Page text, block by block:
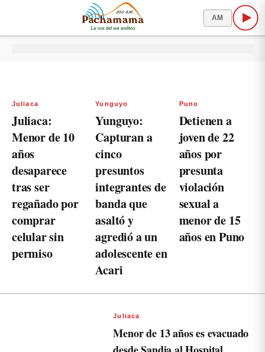
AM
Juliaca
Juliaca:
Menor de 10
años
desaparece
tras ser
regañado por
comprar
celular sin
permiso
Yunguyo
Yunguyo:
Capturan a
cinco
presuntos
integrantes de
banda que
asaltó y
agredió a un
adolescente en
Acari
Puno
Detienen a
joven de 22
años por
presunta
violación
sexual a
menor de 15
años en Puno
Juliaca
Menor de 13 años es evacuado